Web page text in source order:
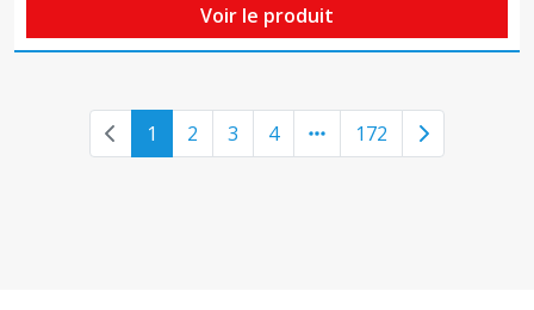
Voir le produit
Previous page
1 2 3 4 172 Next page